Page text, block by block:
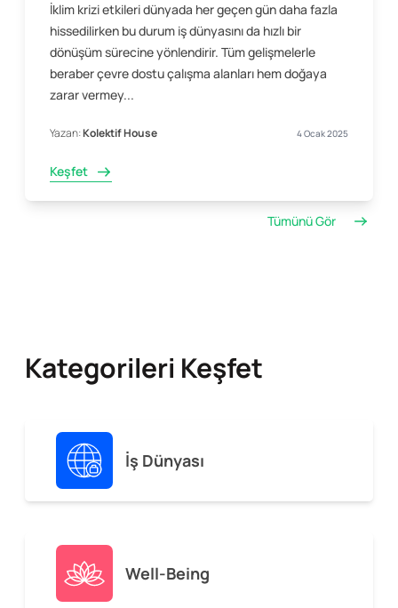
İklim krizi etkileri dünyada her geçen gün daha fazla
hissedilirken bu durum iş dünyasını da hızlı bir
dönüşüm sürecine yönlendirir. Tüm gelişmelerle
beraber çevre dostu çalışma alanları hem doğaya
zarar vermey...
Yazan:Kolektif House 4 Ocak 2025
Keşfet
Tümünü Gör
Kategorileri Keşfet
İş Dünyası
Well-Being